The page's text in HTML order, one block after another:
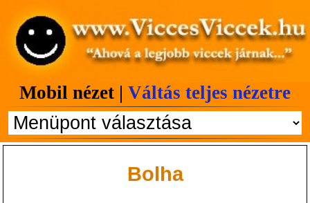
Mobil nézet | Váltás teljes nézetre
Bolha